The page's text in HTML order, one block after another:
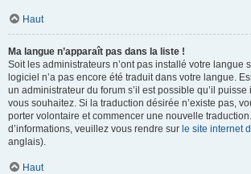
Haut
Ma langue n’apparaît pas dans la liste !
Soit les administrateurs n’ont pas installé votre langue
logiciel n’a pas encore été traduit dans votre langue.
un administrateur du forum s’il est possible qu’il
vous souhaitez. Si la traduction désirée n’existe pas,
porter volontaire et commencer une nouvelle
d’informations, veuillez vous rendre sur le site internet
anglais).
Haut